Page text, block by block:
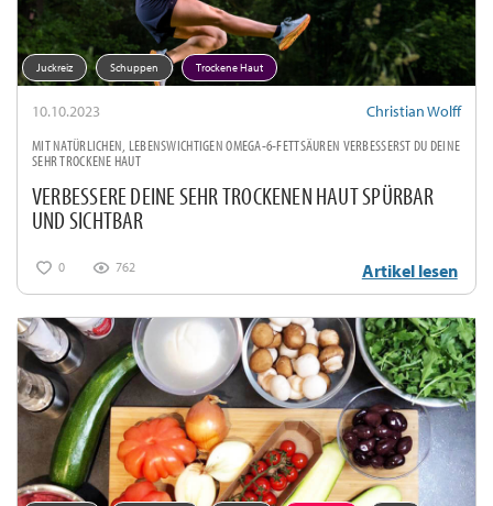
Juckreiz Schuppen Trockene Haut
10.10.2023
Christian Wolff
MIT NATÜRLICHEN, LEBENSWICHTIGEN OMEGA-6-FETTSÄUREN VERBESSERST DU DEINE
SEHR TROCKENE HAUT
VERBESSERE DEINE SEHR TROCKENEN HAUT SPÜRBAR
UND SICHTBAR
0 762 Artikel lesen